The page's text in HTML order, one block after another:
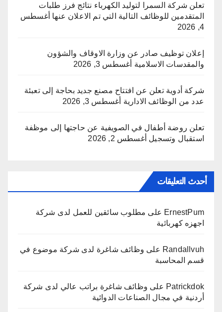
تعلن شركة السمرا لتوليد الكهرباء نتائج فرز طلبات
المتقدمين للوظائف التالية التي تم الاعلان عنها أغسطس
4, 2026
إعلان توظيف صادر عن وزارة الاوقاف والشؤون
والمقدسات الاسلامية أغسطس 3, 2026
شركة أدوية تعلن عن افتتاح مصنع جديد بحاجة إلى تعبئة
عدد من الوظائف الادارية أغسطس 3, 2026
تعلن روضة أطفال في الصويفية عن حاجتها إلى موظفة
استقبال وتسجيل أغسطس 2, 2026
أحدث التعليقات
ErnestPum على مطلوب سائقين للعمل لدى شركة
اجهزه كهربائية
Randallvuh على وظائف شاغرة لدى شركة موضوع في
قسم المحاسبة
Patrickdok على وظائف شاغرة براتب عالي لدى شركة
أردنية في مجال الصناعات الدوائية